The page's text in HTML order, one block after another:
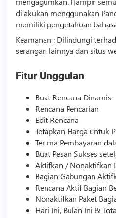
dilakukan menggunakan
memiliki pengetahuan
Keamanan : Dilindungi
serangan lainnya dan situs
Fitur Unggulan
Buat Rencana Dinamis
Rencana Pencarian
Edit Rencana
Tetapkan Harga untuk
Terima Pembayaran
Buat Pesan Sukses
Aktifkan / Nonaktifkan
Bagian Gabungan
Rencana Aktif Bagian
Nonaktifkan Paket
Hari Ini, Bulan Ini &